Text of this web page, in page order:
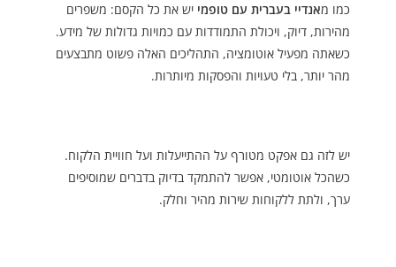
כמו מאנדיי בעברית עם טופמי יש את כל הקסם: משפרים
מהירות, דיוק, ויכולת התמודדות עם כמויות גדולות של מידע.
כשאתה מפעיל אוטומציה, התהליכים האלה פשוט מתבצעים
מהר יותר, בלי טעויות והפסקות מיותרות.
יש לזה גם אפקט מטורף על ההתייעלות ועל חוויית הלקוח.
כשהכל אוטומטי, אפשר להתמקד בדיוק בדברים שמוסיפים
ערך, ולתת ללקוחות שירות מהיר וחלק.